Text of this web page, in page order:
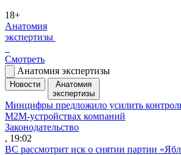
18+
Анатомия
экспертизы
Смотреть
Анатомия экспертизы
Новости
Анатомия
экспертизы
Минцифры предложило усилить
M2M-устройствах компаний
Законодательство
, 19:02
ВС рассмотрит иск о снятии партии